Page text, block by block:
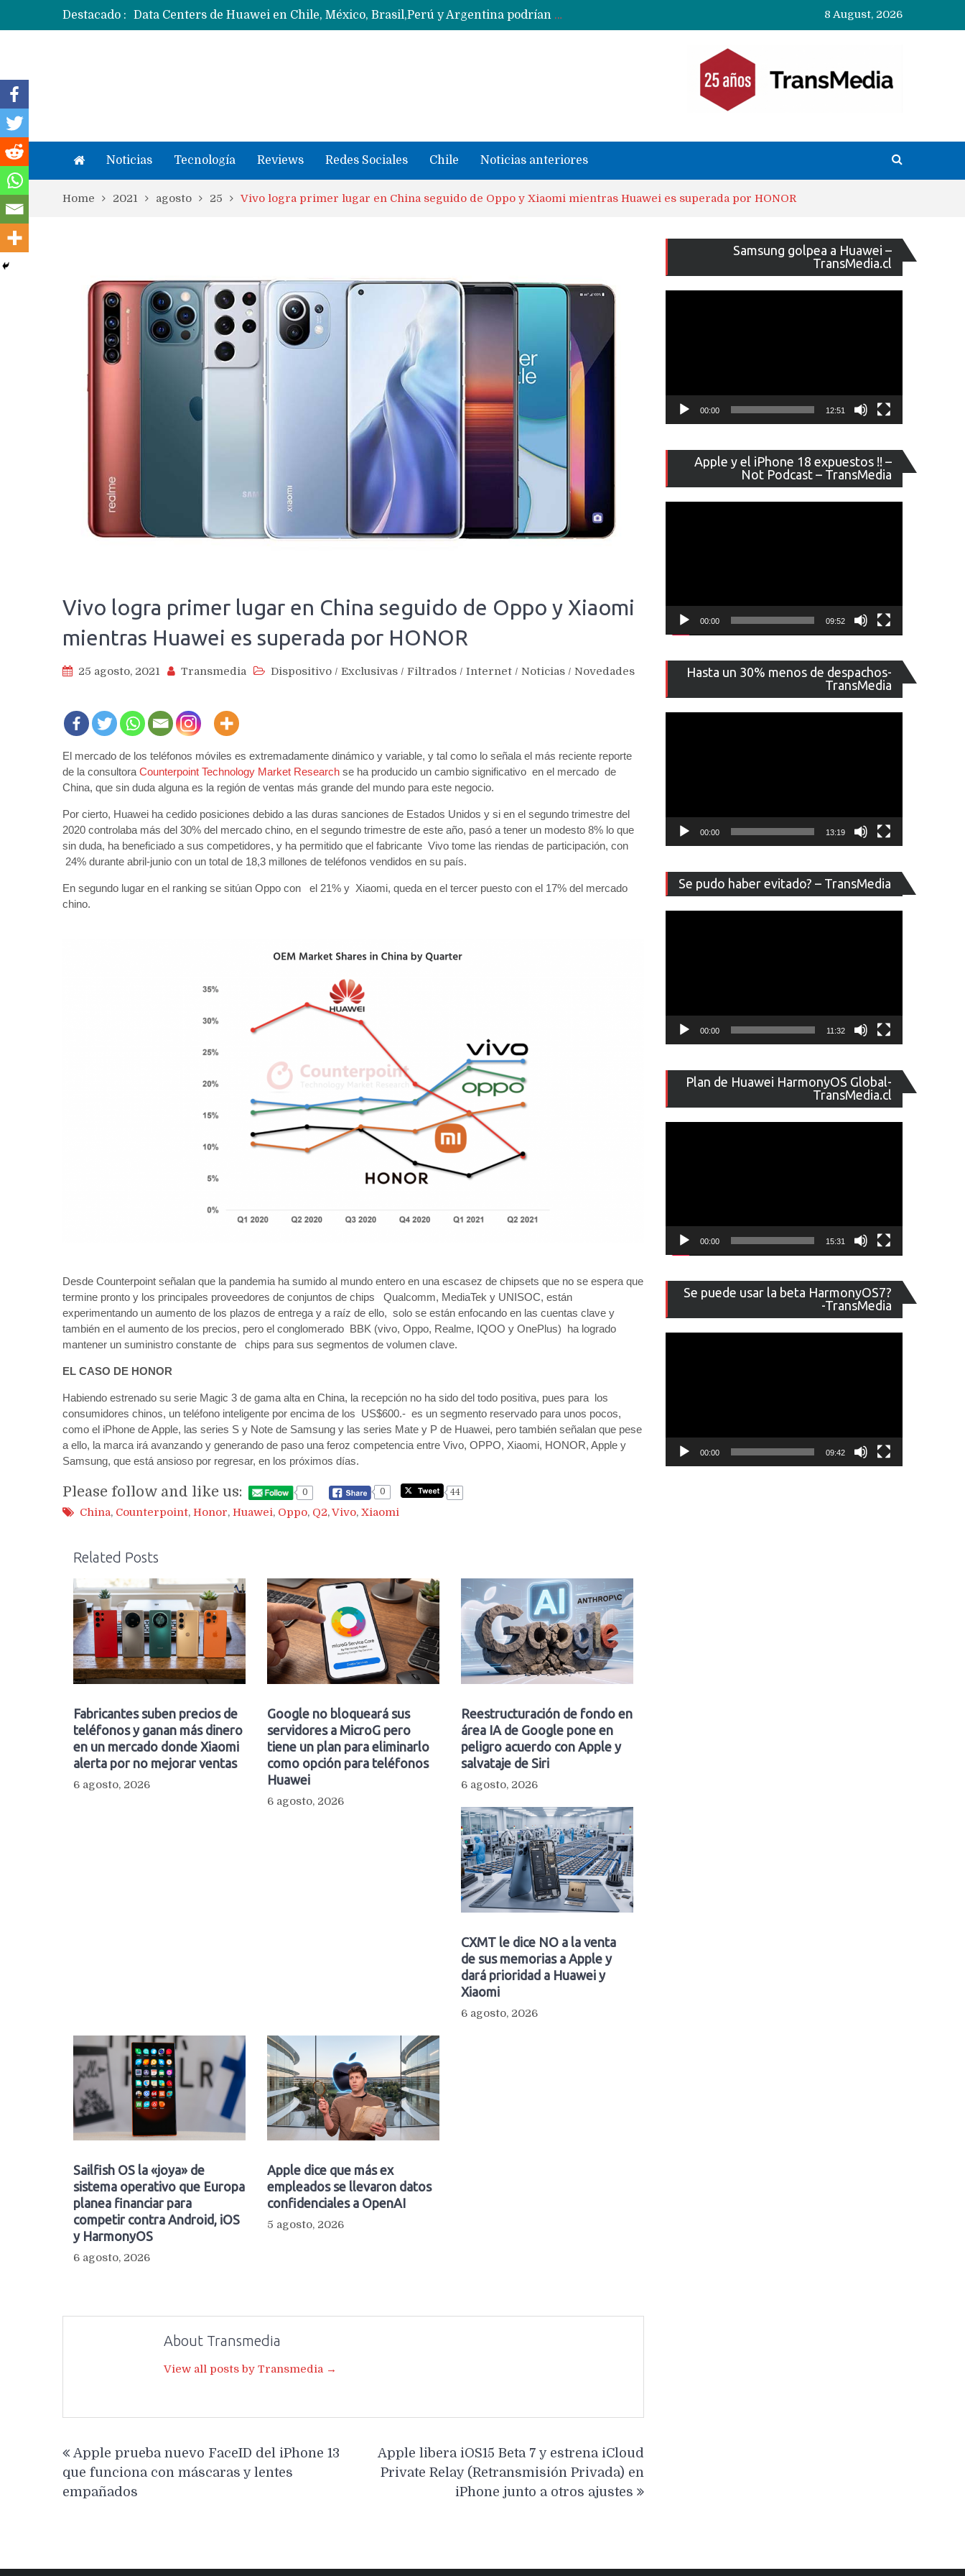
Destacado :
Fabricantes suben precios de teléfonos y ganan más dinero en un mercado donde Xiaomi alerta por no mejorar ventas
Google no bloqueará sus servidores a MicroG pero tiene un plan para eliminarlo como opción para teléfonos Huawei
Fabricantes suben precios de teléfonos y ganan más dinero en un mercado donde Xiaomi alerta por no mejorar ventas
8 August, 2026
Noticias Tecnología Reviews Redes Sociales Chile Noticias anteriores
Home 2021 agosto 25 Vivo logra primer lugar en China seguido de Oppo y Xiaomi mientras Huawei es superada por HONOR
Vivo logra primer lugar en China seguido de Oppo y Xiaomi
mientras Huawei es superada por HONOR
25 agosto, 2021 Transmedia Dispositivo / Exclusivas / Filtrados / Internet / Noticias / Novedades
El mercado de los teléfonos móviles es extremadamente dinámico y variable, y tal como lo señala el más reciente reporte
de la consultora Counterpoint Technology Market Research se ha producido un cambio significativo en el mercado de
China, que sin duda alguna es la región de ventas más grande del mundo para este negocio.
Por cierto, Huawei ha cedido posiciones debido a las duras sanciones de Estados Unidos y si en el segundo trimestre del
2020 controlaba más del 30% del mercado chino, en el segundo trimestre de este año, pasó a tener un modesto 8% lo que
sin duda, ha beneficiado a sus competidores, y ha permitido que el fabricante Vivo tome las riendas de participación, con
24% durante abril-junio con un total de 18,3 millones de teléfonos vendidos en su país.
En segundo lugar en el ranking se sitúan Oppo con el 21% y Xiaomi, queda en el tercer puesto con el 17% del mercado
chino.
Desde Counterpoint señalan que la pandemia ha sumido al mundo entero en una escasez de chipsets que no se espera que
termine pronto y los principales proveedores de conjuntos de chips Qualcomm, MediaTek y UNISOC, están
experimentando un aumento de los plazos de entrega y a raíz de ello, solo se están enfocando en las cuentas clave y
también en el aumento de los precios, pero el conglomerado BBK (vivo, Oppo, Realme, IQOO y OnePlus) ha logrado
mantener un suministro constante de chips para sus segmentos de volumen clave.
EL CASO DE HONOR
Habiendo estrenado su serie Magic 3 de gama alta en China, la recepción no ha sido del todo positiva, pues para los
consumidores chinos, un teléfono inteligente por encima de los US$600.- es un segmento reservado para unos pocos,
como el iPhone de Apple, las series S y Note de Samsung y las series Mate y P de Huawei, pero también señalan que pese
a ello, la marca irá avanzando y generando de paso una feroz competencia entre Vivo, OPPO, Xiaomi, HONOR, Apple y
Samsung, que está ansioso por regresar, en los próximos días.
Please follow and like us: 0 0 44
China, Counterpoint, Honor, Huawei, Oppo, Q2,Vivo, Xiaomi
Related Posts
Fabricantes suben precios de
teléfonos y ganan más dinero
en un mercado donde Xiaomi
alerta por no mejorar ventas
6 agosto, 2026
Google no bloqueará sus
servidores a MicroG pero
tiene un plan para eliminarlo
como opción para teléfonos
Huawei
6 agosto, 2026
Reestructuración de fondo en
área IA de Google pone en
peligro acuerdo con Apple y
salvataje de Siri
6 agosto, 2026
CXMT le dice NO a la venta
de sus memorias a Apple y
dará prioridad a Huawei y
Xiaomi
6 agosto, 2026
Sailfish OS la «joya» de
sistema operativo que Europa
planea financiar para
competir contra Android, iOS
y HarmonyOS
6 agosto, 2026
Apple dice que más ex
empleados se llevaron datos
confidenciales a OpenAI
5 agosto, 2026
About Transmedia
View all posts by Transmedia →
de
entradas
Apple prueba nuevo FaceID del iPhone 13
que funciona con máscaras y lentes
empañados
Apple libera iOS15 Beta 7 y estrena iCloud
Private Relay (Retransmisión Privada) en
iPhone junto a otros ajustes
Samsung golpea a Huawei –
TransMedia.cl
de
vídeo
00:00 12:51
Apple y el iPhone 18 expuestos !! –
Not Podcast – TransMedia
de
vídeo
00:00 09:52
Hasta un 30% menos de despachos-
TransMedia
de
vídeo
00:00 13:19
Se pudo haber evitado? – TransMedia
de
vídeo
00:00 11:32
Plan de Huawei HarmonyOS Global-
TransMedia.cl
de
vídeo
00:00 15:31
Se puede usar la beta HarmonyOS7?
-TransMedia
de
vídeo
00:00 09:42